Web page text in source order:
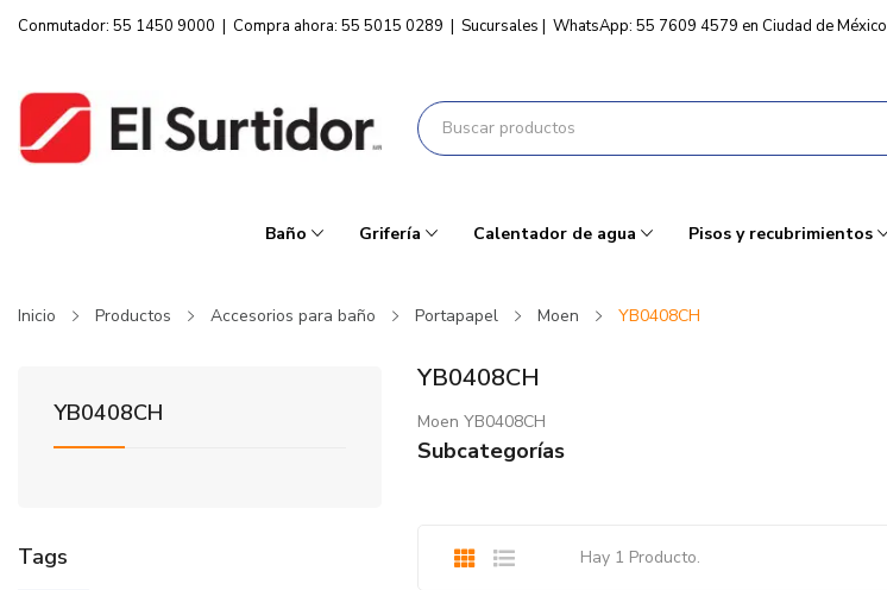
Conmutador: 55 1450 9000 | Compra ahora: 55 5015 0289 | Sucursales | WhatsApp: 55 7609 4579 en Ciudad de México
Baño Grifería Calentador de agua Pisos y recubrimientos
Inicio Productos Accesorios para baño Portapapel Moen YB0408CH
YB0408CH
Tags
YB0408CH
Moen YB0408CH
Subcategorías
Hay 1 Producto.